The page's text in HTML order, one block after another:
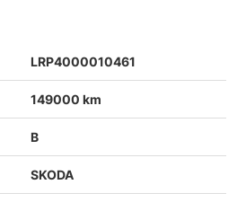
LRP4000010461
149000 km
B
SKODA